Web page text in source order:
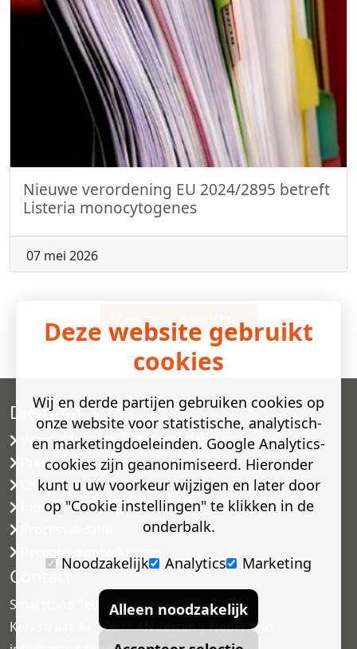
Nieuwe verordening EU 2024/2895 betreft
Listeria monocytogenes
07 mei 2026
Meer nieuwsberichten
Diensten
Versneld houdbaarheidsonderzoek
Predictive modelling
Challenge testen
Industriële microbiologie
Contact
Smartfood Technology BV
Kerkstraat 3a | 6671 AN Zetten | Nederland
Deze website gebruikt
cookies
Wij en derde partijen gebruiken cookies op
onze website voor statistische, analytisch-
en marketingdoeleinden. Google Analytics-
cookies zijn geanonimiseerd. Hieronder
kunt u uw voorkeur wijzigen en later door
op "Cookie instellingen" te klikken in de
onderbalk.
Noodzakelijk
Analytics Marketing
Alleen noodzakelijk